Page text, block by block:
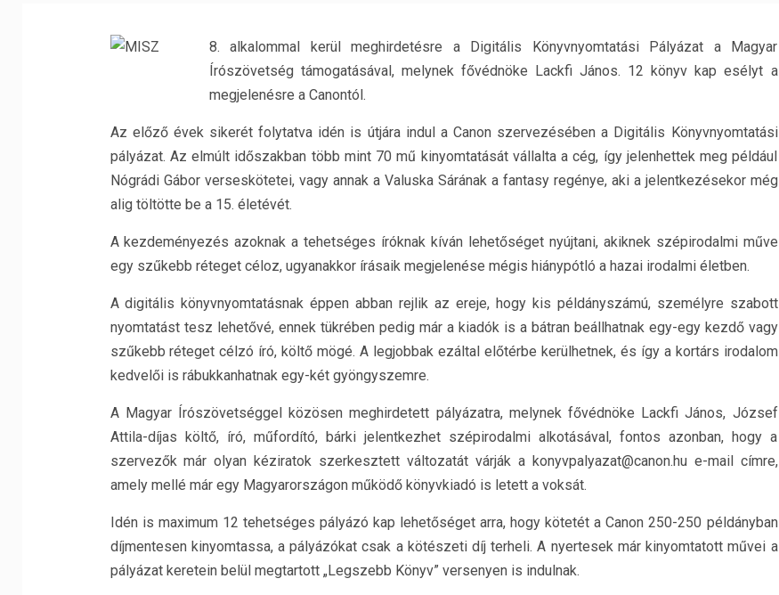
8. alkalommal kerül meghirdetésre a Digitális Könyvnyomtatási Pályázat a Magyar
Írószövetség támogatásával, melynek fővédnöke Lackfi János. 12 könyv kap esélyt a
megjelenésre a Canontól.
Az előző évek sikerét folytatva idén is útjára indul a Canon szervezésében a Digitális Könyvnyomtatási
pályázat. Az elmúlt időszakban több mint 70 mű kinyomtatását vállalta a cég, így jelenhettek meg például
Nógrádi Gábor verseskötetei, vagy annak a Valuska Sárának a fantasy regénye, aki a jelentkezésekor még
alig töltötte be a 15. életévét.
A kezdeményezés azoknak a tehetséges íróknak kíván lehetőséget nyújtani, akiknek szépirodalmi műve
egy szűkebb réteget céloz, ugyanakkor írásaik megjelenése mégis hiánypótló a hazai irodalmi életben.
A digitális könyvnyomtatásnak éppen abban rejlik az ereje, hogy kis példányszámú, személyre szabott
nyomtatást tesz lehetővé, ennek tükrében pedig már a kiadók is a bátran beállhatnak egy-egy kezdő vagy
szűkebb réteget célzó író, költő mögé. A legjobbak ezáltal előtérbe kerülhetnek, és így a kortárs irodalom
kedvelői is rábukkanhatnak egy-két gyöngyszemre.
A Magyar Írószövetséggel közösen meghirdetett pályázatra, melynek fővédnöke Lackfi János, József
Attila-díjas költő, író, műfordító, bárki jelentkezhet szépirodalmi alkotásával, fontos azonban, hogy a
szervezők már olyan kéziratok szerkesztett változatát várják a konyvpalyazat@canon.hu e-mail címre,
amely mellé már egy Magyarországon működő könyvkiadó is letett a voksát.
Idén is maximum 12 tehetséges pályázó kap lehetőséget arra, hogy kötetét a Canon 250-250 példányban
díjmentesen kinyomtassa, a pályázókat csak a kötészeti díj terheli. A nyertesek már kinyomtatott művei a
pályázat keretein belül megtartott „Legszebb Könyv” versenyen is indulnak.